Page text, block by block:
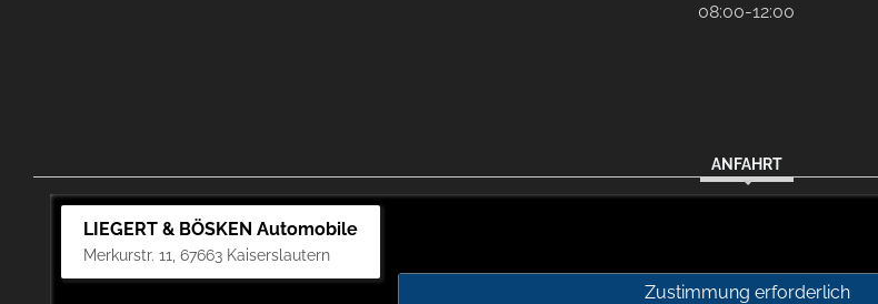
08:00-12:00
ANFAHRT
LIEGERT & BÖSKEN Automobile
Merkurstr. 11, 67663 Kaiserslautern
Zustimmung erforderlich